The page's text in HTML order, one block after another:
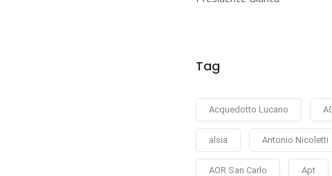
Tag
Acquedotto Lucano
alsia Antonio Nicoletti
AOR San Carlo Apt